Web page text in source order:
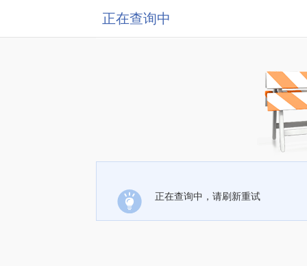
正在查询中
正在查询中，请刷新重试